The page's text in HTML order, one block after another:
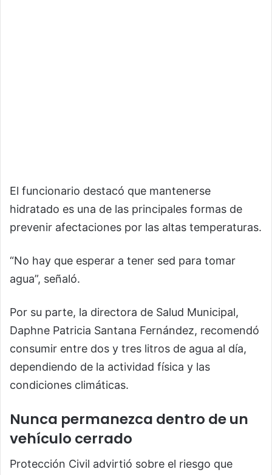
El funcionario destacó que mantenerse
hidratado es una de las principales formas de
prevenir afectaciones por las altas temperaturas.
“No hay que esperar a tener sed para tomar
agua”, señaló.
Por su parte, la directora de Salud Municipal,
Daphne Patricia Santana Fernández, recomendó
consumir entre dos y tres litros de agua al día,
dependiendo de la actividad física y las
condiciones climáticas.
Nunca permanezca dentro de un
vehículo cerrado
Protección Civil advirtió sobre el riesgo que